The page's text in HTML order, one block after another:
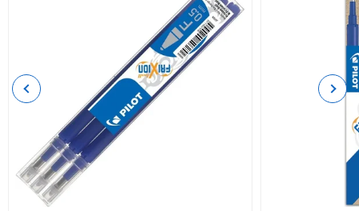
Previous Next